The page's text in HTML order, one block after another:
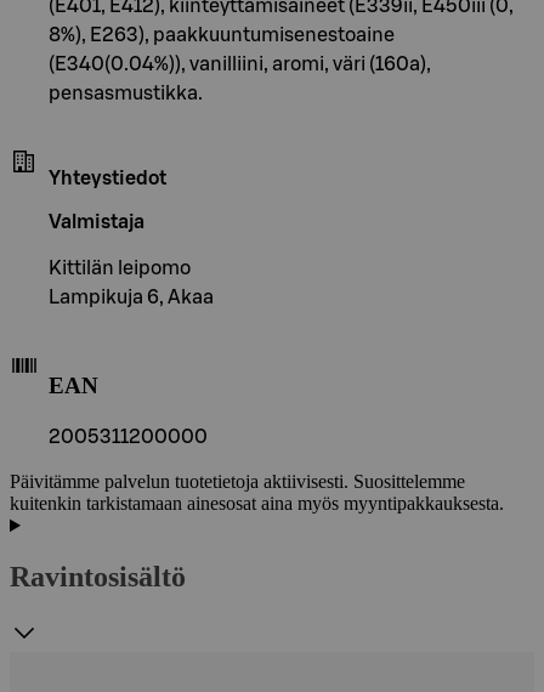
(E401, E412), kiinteyttämisaineet (E339ii, E450iii (0,
8%), E263), paakkuuntumisenestoaine
(E340(0.04%)), vanilliini, aromi, väri (160a),
pensasmustikka.
Yhteystiedot
Valmistaja
Kittilän leipomo
Lampikuja 6, Akaa
EAN
2005311200000
Päivitämme palvelun tuotetietoja aktiivisesti. Suosittelemme
kuitenkin tarkistamaan ainesosat aina myös myyntipakkauksesta.
Ravintosisältö